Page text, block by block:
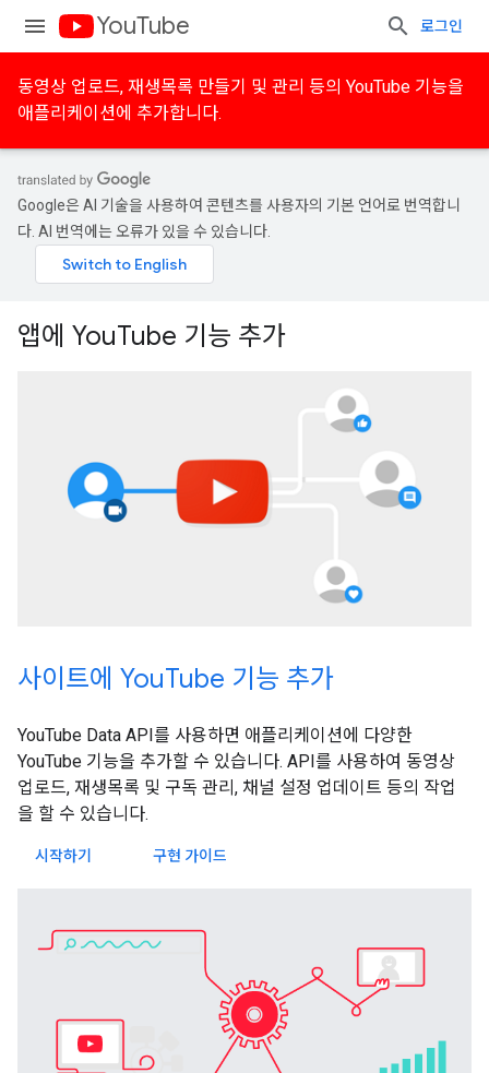
YouTube 로그인
동영상 업로드, 재생목록 만들기 및 관리 등의 YouTube 기능을
애플리케이션에 추가합니다.
Google은 AI 기술을 사용하여 콘텐츠를 사용자의 기본 언어로 번역합니
다. AI 번역에는 오류가 있을 수 있습니다.
앱에 YouTube 기능 추가
사이트에 YouTube 기능 추가
YouTube Data API를 사용하면 애플리케이션에 다양한
YouTube 기능을 추가할 수 있습니다. API를 사용하여 동영상
업로드, 재생목록 및 구독 관리, 채널 설정 업데이트 등의 작업
을 할 수 있습니다.
시작하기 구현 가이드